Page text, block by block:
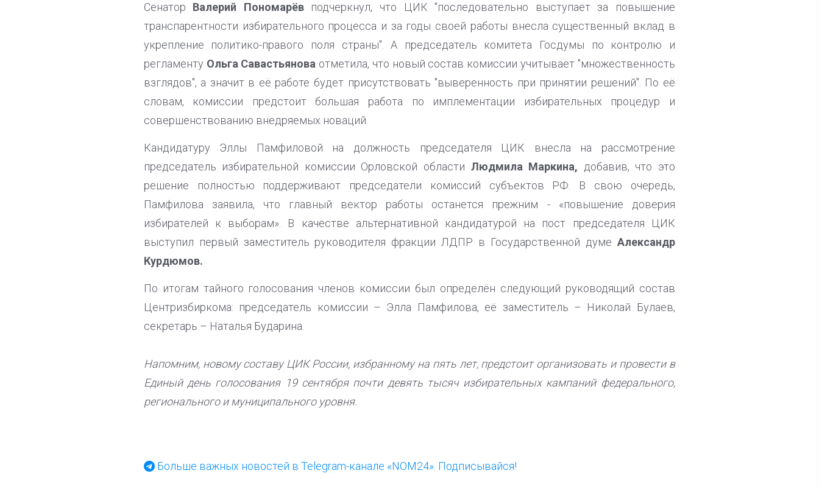
Сенатор Валерий Пономарёвподчеркнул, что ЦИК "последовательно выступает за повышение
транспарентности избирательного процесса и за годы своей работы внесла существенный вклад в
укрепление политико-правого поля страны". А председатель комитета Госдумы по контролю и
регламенту Ольга Савастьянова отметила, что новый состав комиссии учитывает "множественность
взглядов", а значит в её работе будет присутствовать "выверенность при принятии решений". По её
словам, комиссии предстоит большая работа по имплементации избирательных процедур и
совершенствованию внедряемых новаций.
Кандидатуру Эллы Памфиловой на должность председателя ЦИК внесла на рассмотрение
председатель избирательной комиссии Орловской области Людмила Маркина, добавив, что это
решение полностью поддерживают председатели комиссий субъектов РФ. В свою очередь,
Памфилова заявила, что главный вектор работы останется прежним - «повышение доверия
избирателей к выборам». В качестве альтернативной кандидатурой на пост председателя ЦИК
выступил первый заместитель руководителя фракции ЛДПР в Государственной думе Александр
Курдюмов.
По итогам тайного голосования членов комиссии был определён следующий руководящий состав
Центризбиркома: председатель комиссии – Элла Памфилова, её заместитель – Николай Булаев,
секретарь – Наталья Бударина.
Напомним, новому составу ЦИК России, избранному на пять лет, предстоит организовать и провести в
Единый день голосования 19 сентября почти девять тысяч избирательных кампаний федерального,
регионального и муниципального уровня.
Больше важных новостей в Telegram-канале «NOM24». Подписывайся!